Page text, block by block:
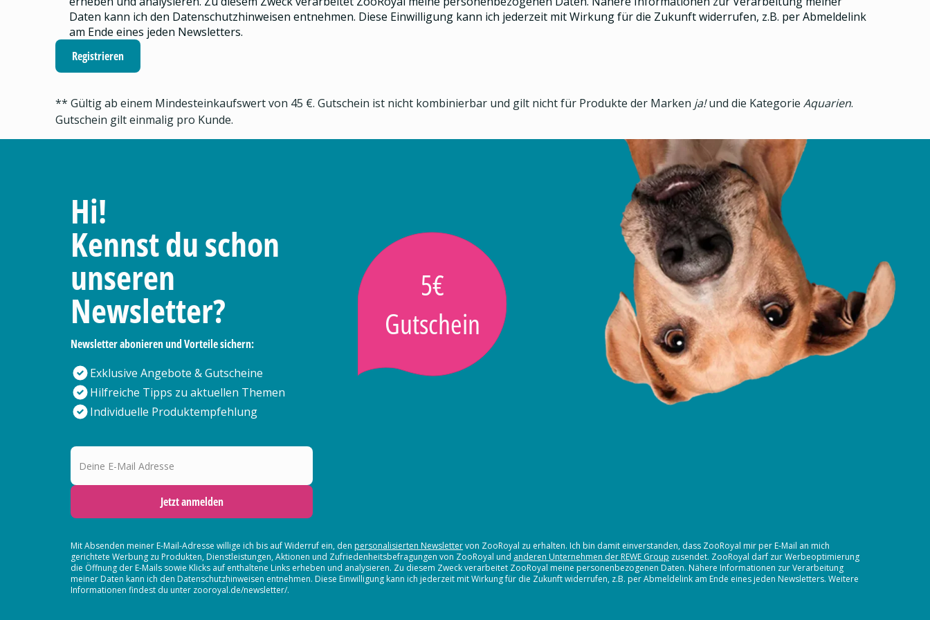
Daten kann ich den Datenschutzhinweisen entnehmen. Diese Einwilligung kann ich jederzeit mit Wirkung für die Zukunft widerrufen, z.B. per Abmeldelink
am Ende eines jeden Newsletters.
Registrieren
** Gültig ab einem Mindesteinkaufswert von 45 €. Gutschein ist nicht kombinierbar und gilt nicht für Produkte der Marken ja!und die Kategorie Aquarien.
Gutschein gilt einmalig pro Kunde.
Hi!
Kennst du schon
unseren
Newsletter?
Newsletter abonieren und Vorteile sichern:
Exklusive Angebote & Gutscheine
Hilfreiche Tipps zu aktuellen Themen
Individuelle Produktempfehlung
5€
Gutschein
Deine E-Mail Adresse
Jetzt anmelden
Mit Absenden meiner E-Mail-Adresse willige ich bis auf Widerruf ein, den personalisierten Newslettervon ZooRoyal zu erhalten. Ich bin damit einverstanden, dass ZooRoyal mir per E-Mail an mich
gerichtete Werbung zu Produkten, Dienstleistungen, Aktionen und Zufriedenheitsbefragungen von ZooRoyal und anderen Unternehmen der REWE Group zusendet. ZooRoyal darf zur Werbeoptimierung
die Öffnung der E-Mails sowie Klicks auf enthaltene Links erheben und analysieren. Zu diesem Zweck verarbeitet ZooRoyal meine personenbezogenen Daten. Nähere Informationen zur Verarbeitung
meiner Daten kann ich den Datenschutzhinweisen entnehmen. Diese Einwilligung kann ich jederzeit mit Wirkung für die Zukunft widerrufen, z.B. per Abmeldelink am Ende eines jeden Newsletters. Weitere
Informationen findest du unter zooroyal.de/newsletter/.